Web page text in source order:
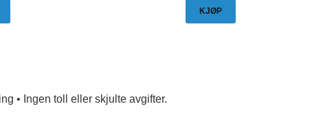
KJØP
• Ingen toll eller skjulte avgifter.